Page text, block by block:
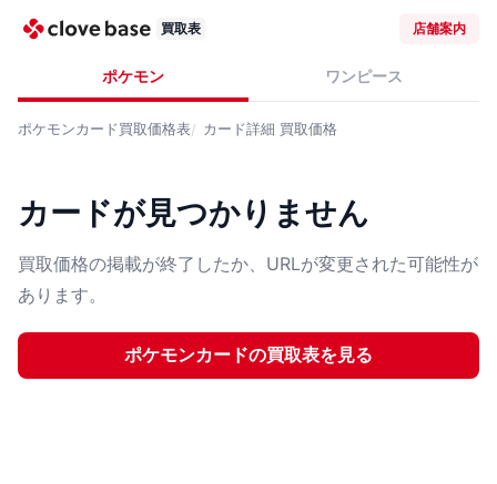
買取表 店舗案内
ポケモン ワンピース
ポケモンカード買取価格表 カード詳細 買取価格
カードが見つかりません
買取価格の掲載が終了したか、URLが変更された可能性が
あります。
ポケモンカードの買取表を見る